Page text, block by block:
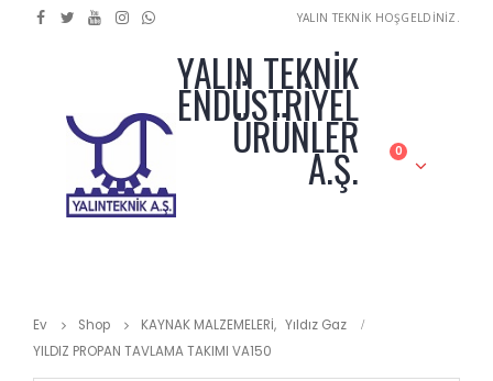
YALIN TEKNİK HOŞGELDİNİZ.
YALIN TEKNİK
ENDÜSTRİYEL
ÜRÜNLER
A.Ş. 0
Ev Shop KAYNAK MALZEMELERİ, Yıldız Gaz
YILDIZ PROPAN TAVLAMA TAKIMI VA150